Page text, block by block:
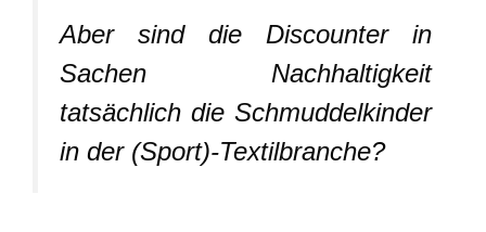
Aber sind die Discounter in
Sachen Nachhaltigkeit
tatsächlich die Schmuddelkinder
in der (Sport)-Textilbranche?